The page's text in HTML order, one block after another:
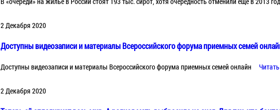
2 Декабря 2020
Доступны видеозаписи и материалы Всероссийского форума приемных семей
Доступны видеозаписи и материалы Всероссийского форума приемных семей онлайн
2 Декабря 2020